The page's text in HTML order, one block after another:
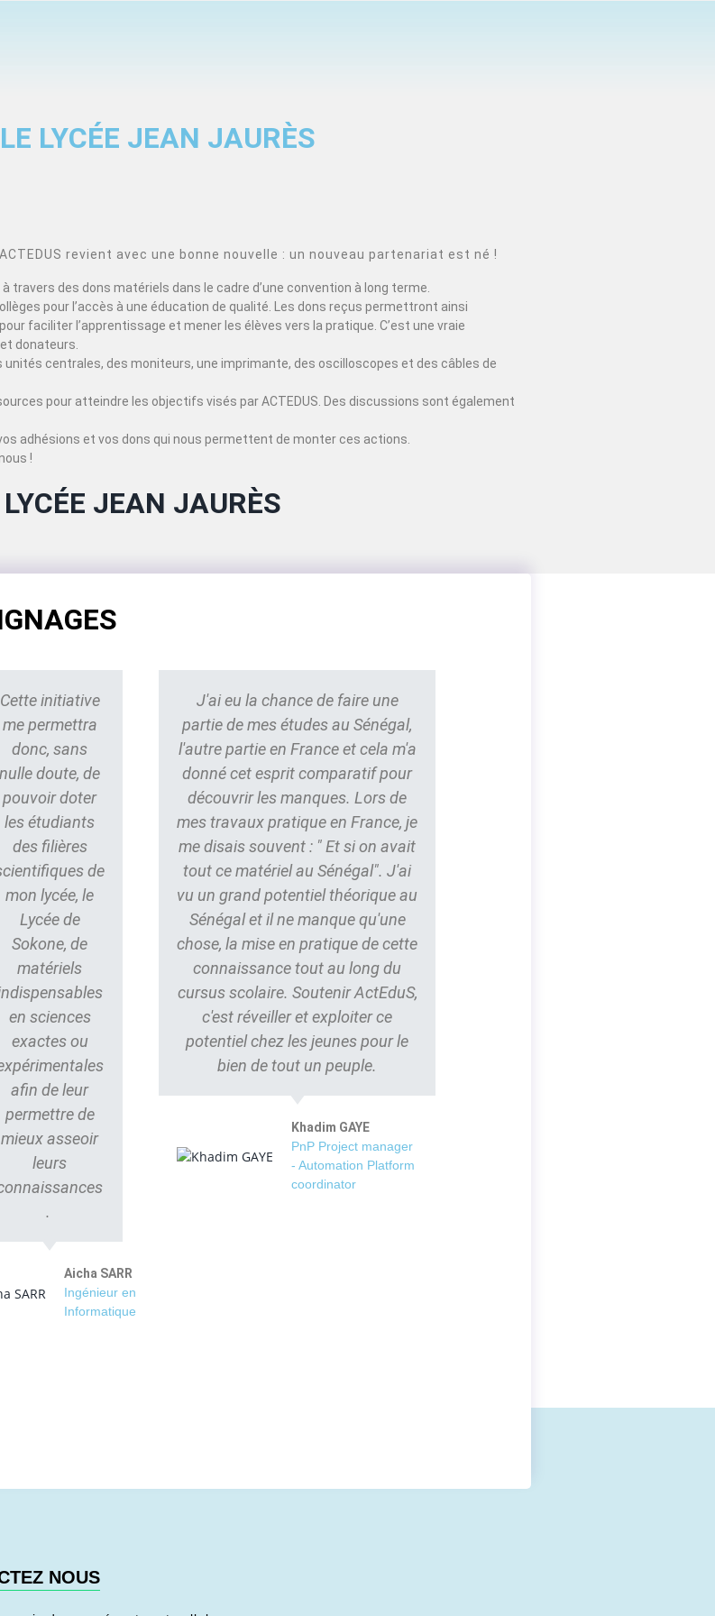
LYCÉE JEAN JAURÈS
revient avec une bonne nouvelle : un nouveau partenariat est né !
travers des dons matériels dans le cadre d’une convention à long terme.
pour l’accès à une éducation de qualité. Les dons reçus permettront ainsi
faciliter l’apprentissage et mener les élèves vers la pratique. C’est une vraie
donateurs.
unités centrales, des moniteurs, une imprimante, des oscilloscopes et des câbles de
pour atteindre les objectifs visés par ACTEDUS. Des discussions sont également
adhésions et vos dons qui nous permettent de monter ces actions.
!
JEAN JAURÈS
Cette initiative
me permettra
donc, sans
nulle doute, de
pouvoir doter
les étudiants
des filières
de
mon lycée, le
Lycée de
Sokone, de
matériels
en sciences
exactes ou
afin de leur
permettre de
mieux asseoir
leurs
.
Aicha SARR
Ingénieur en
Informatique
J'ai eu la chance de faire une
partie de mes études au Sénégal,
l'autre partie en France et cela m'a
donné cet esprit comparatif pour
découvrir les manques. Lors de
mes travaux pratique en France, je
me disais souvent : " Et si on avait
tout ce matériel au Sénégal". J'ai
vu un grand potentiel théorique au
Sénégal et il ne manque qu'une
chose, la mise en pratique de cette
connaissance tout au long du
cursus scolaire. Soutenir ActEduS,
c'est réveiller et exploiter ce
potentiel chez les jeunes pour le
bien de tout un peuple.
Khadim GAYE
PnP Project manager
- Automation Platform
coordinator
NOUS